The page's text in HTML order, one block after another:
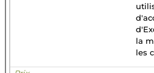
la
les